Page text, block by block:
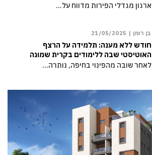
ארגון מגדלי הפירות מדווח על…
בן רומן | 21/05/2025
חודש ללא מענה: תלמידה על הרצף
האוטיסטי שבה ללימודים בקרית שמונה
לאחר שובה מהפינוי בחיפה, נותרה…